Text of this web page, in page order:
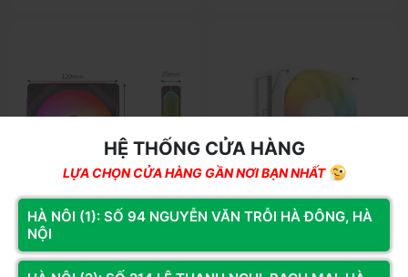
Mã SP: FA111
FAN LED ARGB LEOPARD 6 PRO 4 Tản Nhiệt Khí CPU Jonsbo CR-
HỆ THỐNG CỬA HÀNG
LỰA CHỌN CỬA HÀNG GẦN NƠI BẠN NHẤT
HÀ NÔI (1): SỐ 94 NGUYỄN VĂN TRỖI HÀ ĐÔNG, HÀ
NỘI